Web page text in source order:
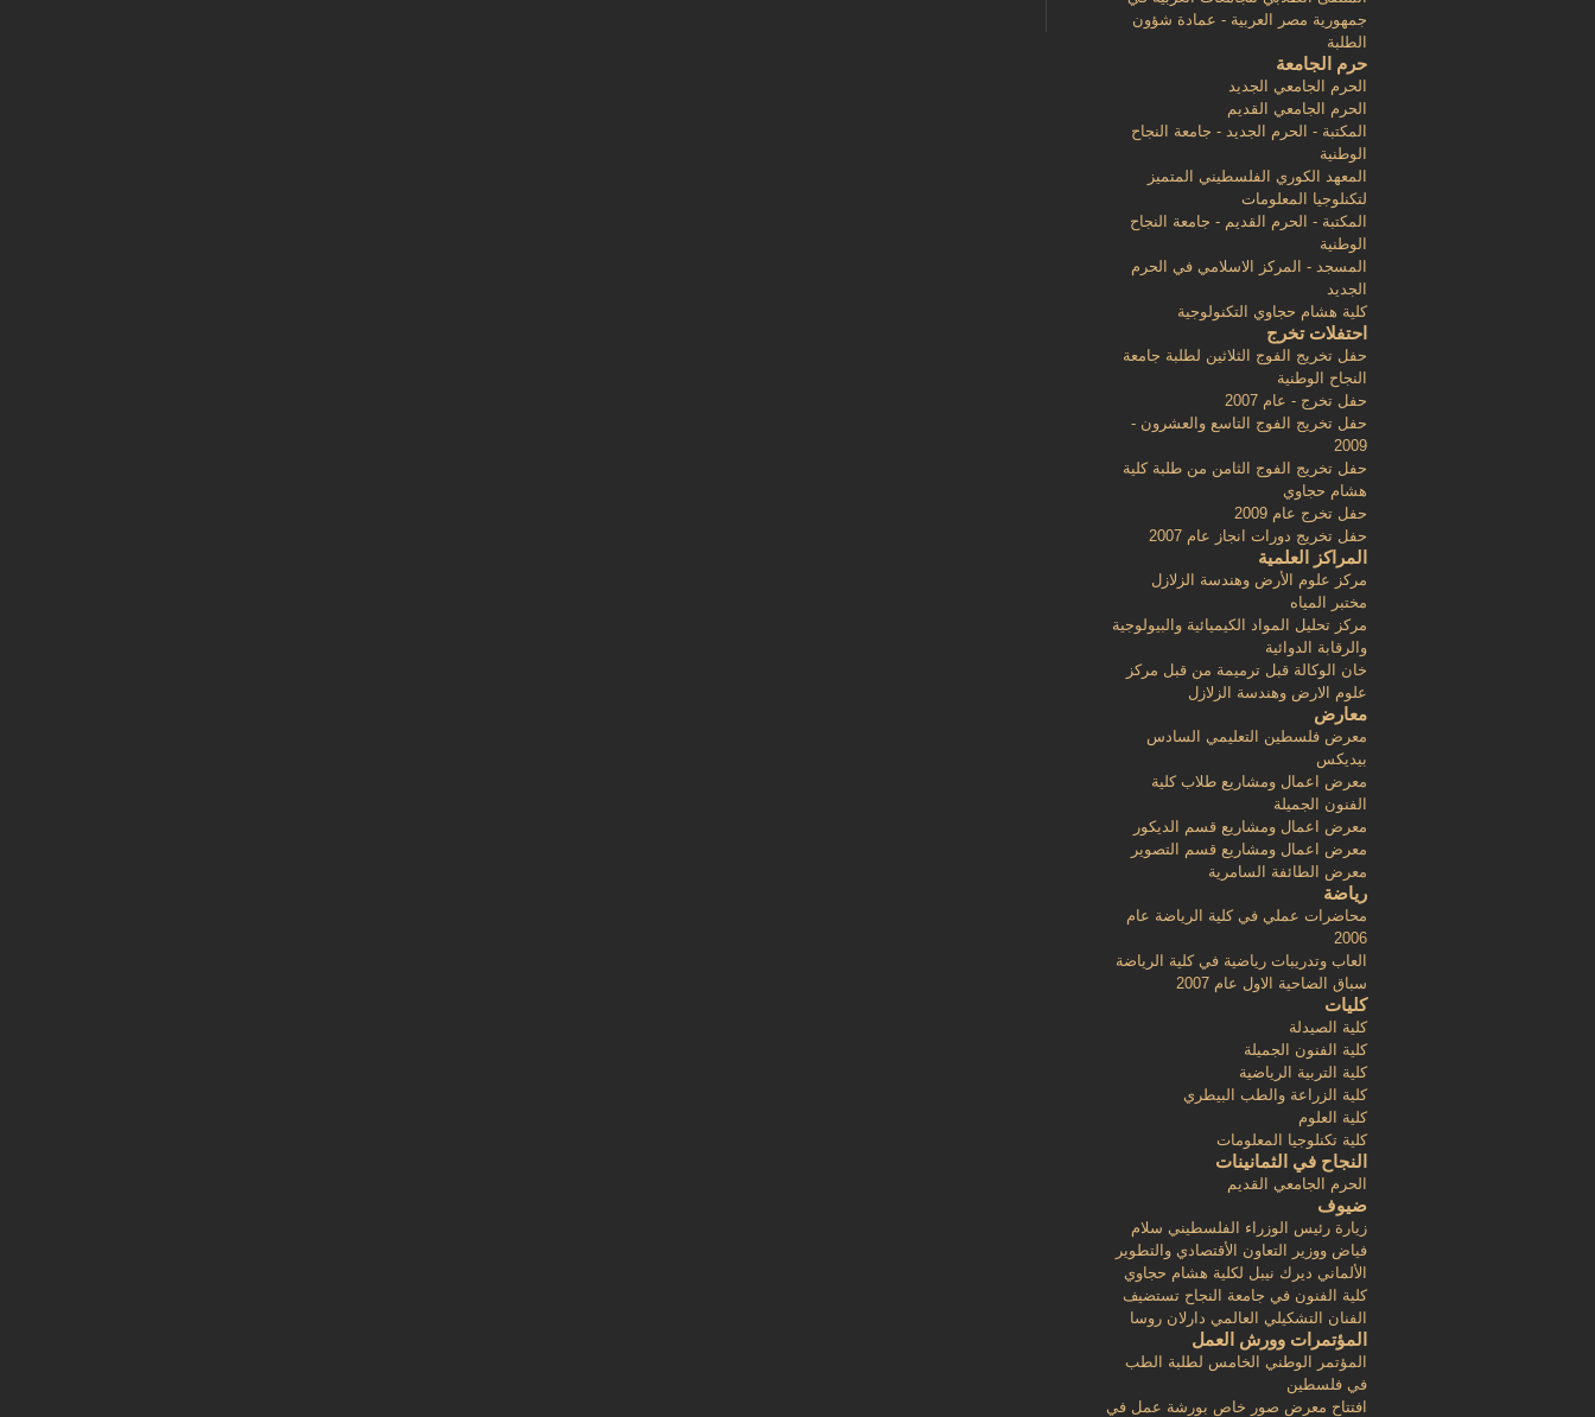
جمهورية مصر العربية - عمادة شؤون
الطلبة
حرم الجامعة
الحرم الجامعي الجديد
الحرم الجامعي القديم
المكتبة - الحرم الجديد - جامعة النجاح
الوطنية
المعهد الكوري الفلسطيني المتميز
لتكنلوجيا المعلومات
المكتبة - الحرم القديم - جامعة النجاح
الوطنية
المسجد - المركز الاسلامي في الحرم
الجديد
كلية هشام حجاوي التكنولوجية
احتفلات تخرج
حفل تخريج الفوج الثلاثين لطلبة جامعة
النجاح الوطنية
حفل تخرج - عام 2007
حفل تخريج الفوج التاسع والعشرون -
2009
حفل تخريج الفوج الثامن من طلبة كلية
هشام حجاوي
حفل تخرج عام 2009
حفل تخريج دورات انجاز عام 2007
المراكز العلمية
مركز علوم الأرض وهندسة الزلازل
مختبر المياه
مركز تحليل المواد الكيميائية والبيولوجية
والرقابة الدوائية
خان الوكالة قبل ترميمة من قبل مركز
علوم الارض وهندسة الزلازل
معارض
معرض فلسطين التعليمي السادس
بيديكس
معرض اعمال ومشاريع طلاب كلية
الفنون الجميلة
معرض اعمال ومشاريع قسم الديكور
معرض اعمال ومشاريع قسم التصوير
معرض الطائفة السامرية
رياضة
محاضرات عملي في كلية الرياضة عام
2006
العاب وتدريبات رياضية في كلية الرياضة
سباق الضاحية الاول عام 2007
كليات
كلية الصيدلة
كلية الفنون الجميلة
كلية التربية الرياضية
كلية الزراعة والطب البيطري
كلية العلوم
كلية تكنلوجيا المعلومات
النجاح في الثمانينات
الحرم الجامعي القديم
ضيوف
زيارة رئيس الوزراء الفلسطيني سلام
فياض ووزير التعاون الأقتصادي والتطوير
الألماني ديرك نيبل لكلية هشام حجاوي
كلية الفنون في جامعة النجاح تستضيف
الفنان التشكيلي العالمي دارلان روسا
المؤتمرات وورش العمل
المؤتمر الوطني الخامس لطلبة الطب
في فلسطين
افتتاح معرض صور خاص بورشة عمل في